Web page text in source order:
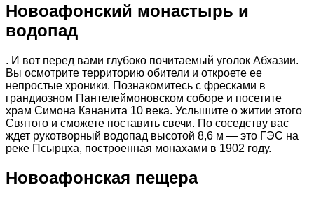
Новоафонский монастырь и
водопад
. И вот перед вами глубоко почитаемый уголок Абхазии.
Вы осмотрите территорию обители и откроете ее
непростые хроники. Познакомитесь с фресками в
грандиозном Пантелеймоновском соборе и посетите
храм Симона Кананита 10 века. Услышите о житии этого
Святого и сможете поставить свечи. По соседству вас
ждет рукотворный водопад высотой 8,6 м — это ГЭС на
реке Псырцха, построенная монахами в 1902 году.
Новоафонская пещера